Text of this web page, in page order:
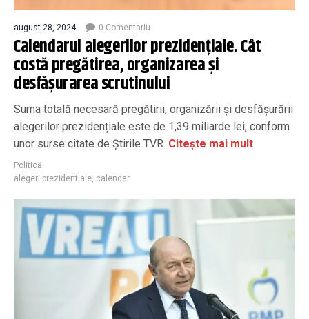
august 28, 2024 0 Comentariu
Calendarul alegerilor prezidențiale. Cât
costă pregătirea, organizarea și
desfășurarea scrutinului
Suma totală necesară pregătirii, organizării și desfăşurării
alegerilor prezidențiale este de 1,39 miliarde lei, conform
unor surse citate de Știrile TVR. Citește mai mult
Politică
alegeri prezidentiale, calendar